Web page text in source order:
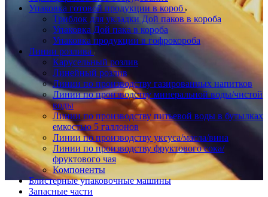
Упаковка готовой продукции в короб
Триблок для укладки Дой паков в короба
Упаковка Дой пака в короба
Упаковка продукции в гофрокороба
Линии розлива
Карусельный розлив
Линейный розлив
Линии по производству газированных напитков
Линии по производству минеральной воды/чистой
воды
Линии по производству питьевой воды в бутылках
емкостью 5 галлонов
Линии по производству уксуса/масла/вина
Линии по производству фруктового сока/
фруктового чая
Компоненты
Блистерные упаковочные машины
Запасные части